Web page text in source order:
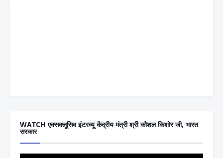
WATCH एक्सक्लूसिव इंटरव्यू केंद्रीय मंत्री श्री कौशल किशोर जी, भारत
सरकार